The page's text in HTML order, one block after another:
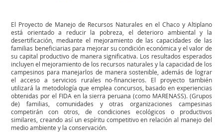
El Proyecto de Manejo de Recursos Naturales en el Chaco y Altiplano
está orientado a reducir la pobreza, el deterioro ambiental y la
desertificación, mediante el mejoramiento de las capacidades de las
familias beneficiarias para mejorar su condición económica y el valor de
su capital productivo de manera significativa. Los resultados esperados
incluyen el mejoramiento de los recursos naturales y la capacidad de los
campesinos para manejarlos de manera sostenible, además de lograr
el acceso a servicios rurales no-financieros. El proyecto también
utilizará la metodología que emplea concursos, basado en experiencias
obtenidas por el FIDA en la sierra peruana (como MARENASS). (Grupos
de) familias, comunidades y otras organizaciones campesinas
competirán con otros, de condiciones ecológicos o productivos
similares, creando así un espíritu competitivo en relación al manejo del
medio ambiente y la conservación.